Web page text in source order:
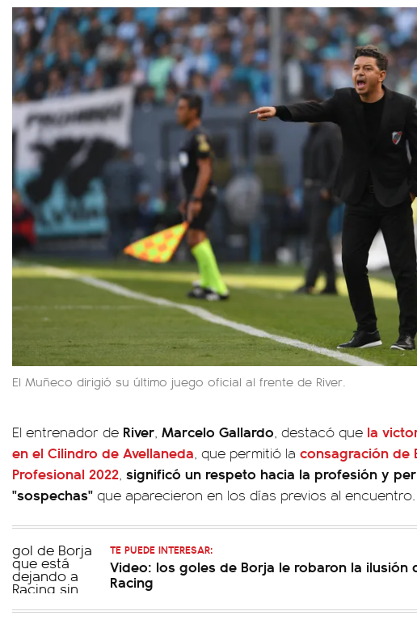
El Muñeco dirigió su último juego oficial al frente de River.
El entrenador de River, Marcelo Gallardo, destacó que la
en el Cilindro de Avellaneda, que permitió la consagración de
Profesional 2022, significó un respeto hacia la profesión y
"sospechas" que aparecieron en los días previos al encuentro.
TE PUEDE INTERESAR:
Video: los goles de Borja le robaron la ilusión
Racing